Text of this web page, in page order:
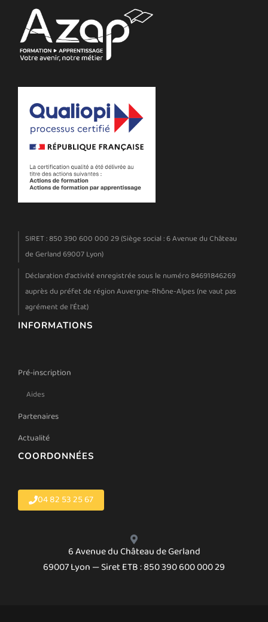
SIRET : 850 390 600 000 29 (Siège social : 6 Avenue du Château
de Gerland 69007 Lyon)
Déclaration d'activité enregistrée sous le numéro 84691846269
auprès du préfet de région Auvergne-Rhône-Alpes (ne vaut pas
agrément de l'État)
INFORMATIONS
Pré-inscription
Aides
Partenaires
Actualité
COORDONNÉES
04 82 53 25 67
6 Avenue du Château de Gerland
69007 Lyon — Siret ETB : 850 390 600 000 29